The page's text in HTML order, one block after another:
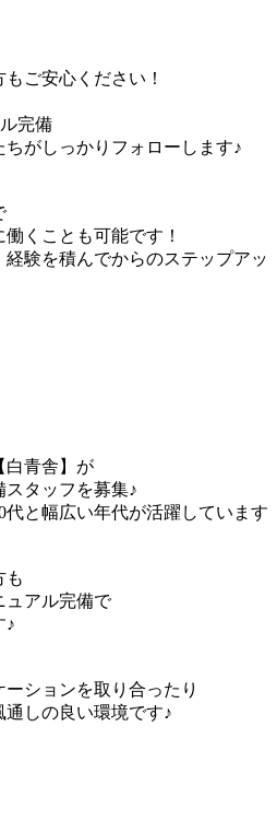
ご安心ください！
完備
がしっかりフォローします♪
くことも可能です！
験を積んでからのステップアッ
白青舎】が
タッフを募集♪
代と幅広い年代が活躍しています
も
ュアル完備で
♪
ションを取り合ったり
しの良い環境です♪